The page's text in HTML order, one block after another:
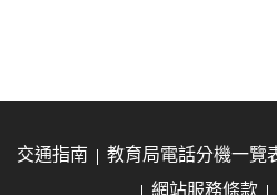
交通指南 教育局電話分機一覽
網站服務條款